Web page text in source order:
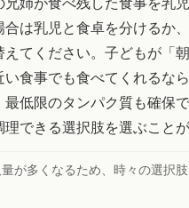
姉が食べ残した食事を乳
は乳児と食卓を分けるか
てください。子どもが「
食事でも食べてくれるな
低限のタンパク質も確保
できる選択肢を選ぶこと
が多くなるため、時々の選択